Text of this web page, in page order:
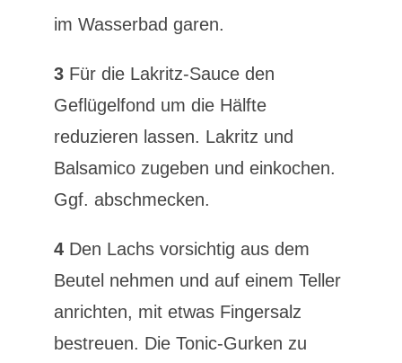
im Wasserbad garen.
3Für die Lakritz-Sauce den
Geflügelfond um die Hälfte
reduzieren lassen. Lakritz und
Balsamico zugeben und einkochen.
Ggf. abschmecken.
4Den Lachs vorsichtig aus dem
Beutel nehmen und auf einem Teller
anrichten, mit etwas Fingersalz
bestreuen. Die Tonic-Gurken zu